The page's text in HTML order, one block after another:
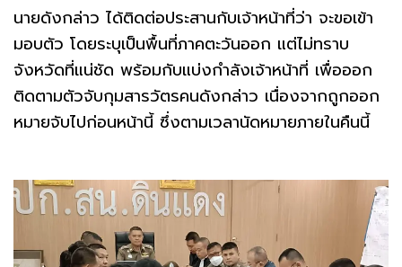
นายดังกล่าว ได้ติดต่อประสานกับเจ้าหน้าที่ว่า จะขอเข้า
มอบตัว โดยระบุเป็นพื้นที่ภาคตะวันออก แต่ไม่ทราบ
จังหวัดที่แน่ชัด พร้อมกับแบ่งกำลังเจ้าหน้าที่ เพื่อออก
ติดตามตัวจับกุมสารวัตรคนดังกล่าว เนื่องจากถูกออก
หมายจับไปก่อนหน้านี้ ซึ่งตามเวลานัดหมายภายในคืนนี้